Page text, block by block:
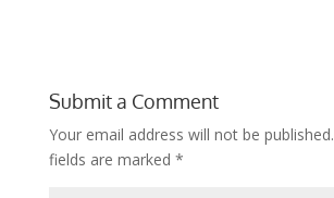
Submit a Comment
Your email address will not be published.
fields are marked *